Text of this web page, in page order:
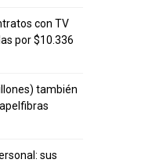
con TV
por $10.336
también
sus